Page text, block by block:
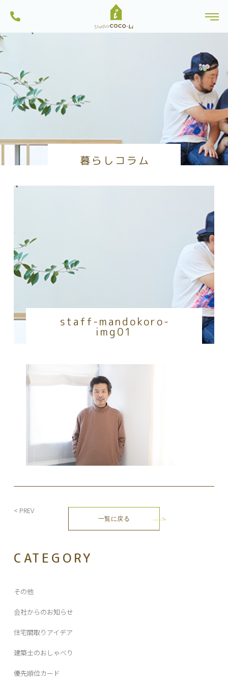
Skip
to
株式会社スタジオCoco-Li｜注文住宅・リフォーム・リノベーションは一級建
築士のいるココリにおまかせ|千葉県船橋市
ンから土地探しを行っている一級建築士事務所・工務店です。船橋市内のモ
デルハウスは見学可能。習志野市・八千代市・鎌ヶ谷市にも建築実績多数。
一人ひとりに、心地よい暮らしを。お家を作る過程も楽しい家づくりを目指
しています。
暮らしコラム
staff-mandokoro-
img01
投
ゲ
シ
ョ
ン
< PREV
一覧に戻る
CATEGORY
その他
会社からのお知らせ
住宅間取りアイデア
建築士のおしゃべり
優先順位カード